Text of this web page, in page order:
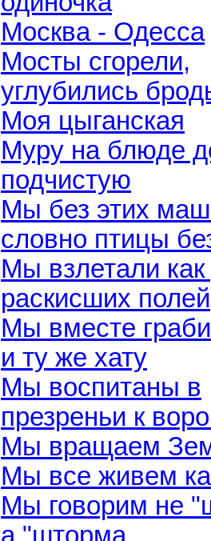
Москва - Одесса
Мосты сгорели,
углубились
Моя цыганская
Муру на блюде
подчистую
Мы без этих
словно птицы
Мы взлетали как
раскисших полей
Мы вместе
и ту же хату
Мы воспитаны в
презреньи к
Мы вращаем
Мы все живем
Мы говорим не